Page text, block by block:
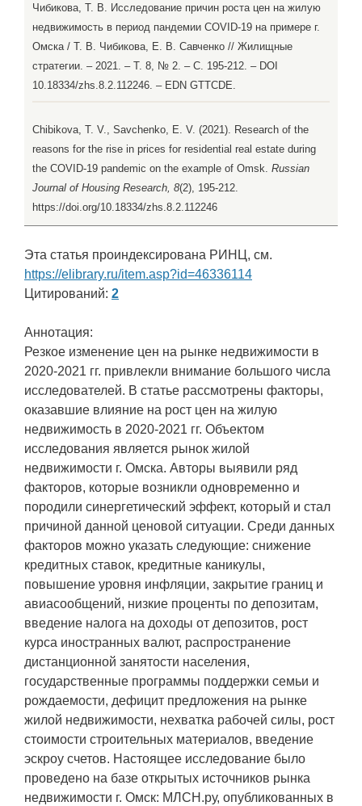
Чибикова, Т. В. Исследование причин роста цен на жилую
недвижимость в период пандемии COVID-19 на примере г.
Омска / Т. В. Чибикова, Е. В. Савченко // Жилищные
стратегии. – 2021. – Т. 8, № 2. – С. 195-212. – DOI
10.18334/zhs.8.2.112246. – EDN GTTCDE.
Chibikova, T. V., Savchenko, E. V. (2021). Research of the
reasons for the rise in prices for residential real estate during
the COVID-19 pandemic on the example of Omsk. Russian
Journal of Housing Research, 8(2), 195-212.
https://doi.org/10.18334/zhs.8.2.112246
Эта статья проиндексирована РИНЦ, см.
https://elibrary.ru/item.asp?id=46336114
Цитирований: 2
Аннотация:
Резкое изменение цен на рынке недвижимости в
2020-2021 гг. привлекли внимание большого числа
исследователей. В статье рассмотрены факторы,
оказавшие влияние на рост цен на жилую
недвижимость в 2020-2021 гг. Объектом
исследования является рынок жилой
недвижимости г. Омска. Авторы выявили ряд
факторов, которые возникли одновременно и
породили синергетический эффект, который и стал
причиной данной ценовой ситуации. Среди данных
факторов можно указать следующие: снижение
кредитных ставок, кредитные каникулы,
повышение уровня инфляции, закрытие границ и
авиасообщений, низкие проценты по депозитам,
введение налога на доходы от депозитов, рост
курса иностранных валют, распространение
дистанционной занятости населения,
государственные программы поддержки семьи и
рождаемости, дефицит предложения на рынке
жилой недвижимости, нехватка рабочей силы, рост
стоимости строительных материалов, введение
эскроу счетов. Настоящее исследование было
проведено на базе открытых источников рынка
недвижимости г. Омск: МЛСН.ру, опубликованных в